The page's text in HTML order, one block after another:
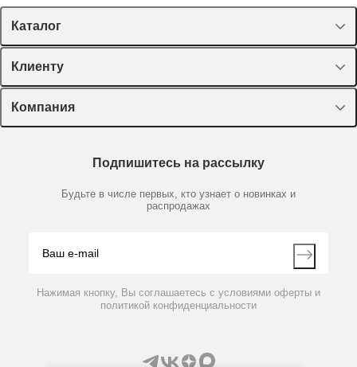
Каталог
Спецпредложения
Оборудование, приборы
Пластик, стекло, принадлежности
Химические реактивы, препараты, наборы
Производители
Клиенту
Лекторий Диаэм
Доставка и оплата
Мобильное приложение
Компания
Партнеры
Контакты
Подпишитесь на рассылку
Будьте в числе первых, кто узнает о новинках и
распродажах
Нажимая кнопку, Вы соглашаетесь с условиями оферты и
политикой конфиденциальности